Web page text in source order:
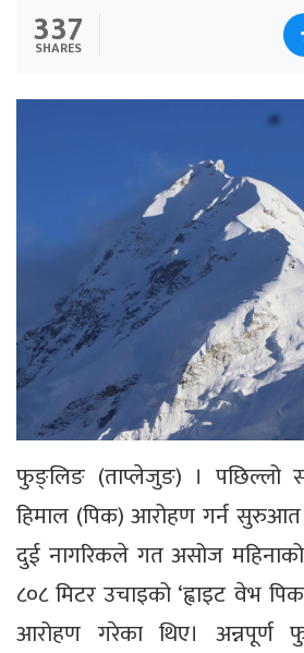
337
SHARES
फुङ्लिङ (ताप्लेजुङ) । पछिल्लो
हिमाल (पिक) आरोहण गर्न सुरुआत
दुई नागरिकले गत असोज महिनाको
८०८ मिटर उचाइको ‘ह्वाइट वेभ
आरोहण गरेका थिए। अन्नपूर्ण